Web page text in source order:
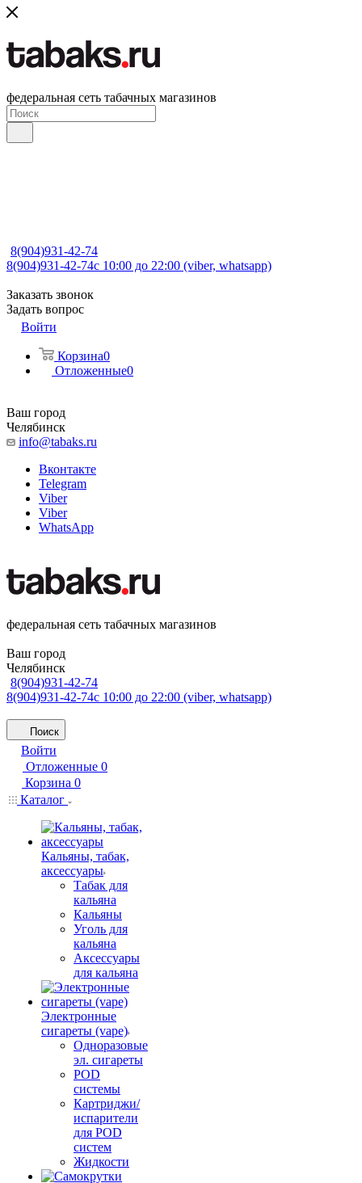
федеральная сеть табачных магазинов
8(904)931-42-74
8(904)931-42-74с 10:00 до 22:00 (viber, whatsapp)
Заказать звонок
Задать вопрос
Войти
Корзина0
Отложенные0
Ваш город
Челябинск
info@tabaks.ru
Вконтакте
Telegram
Viber
Viber
WhatsApp
федеральная сеть табачных магазинов
Ваш город
Челябинск
8(904)931-42-74
8(904)931-42-74с 10:00 до 22:00 (viber, whatsapp)
Поиск
Войти
Отложенные 0
Корзина 0
Каталог
Кальяны, табак,
аксессуары
Табак для
кальяна
Кальяны
Уголь для
кальяна
Аксессуары
для кальяна
Электронные
сигареты (vape)
Одноразовые
эл. сигареты
POD
системы
Картриджи/
испарители
для POD
систем
Жидкости